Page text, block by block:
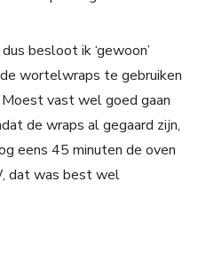
besloot ik ‘gewoon’
wortelwraps te gebruiken
vast wel goed gaan
de wraps al gegaard zijn,
eens 45 minuten de oven
dat was best wel